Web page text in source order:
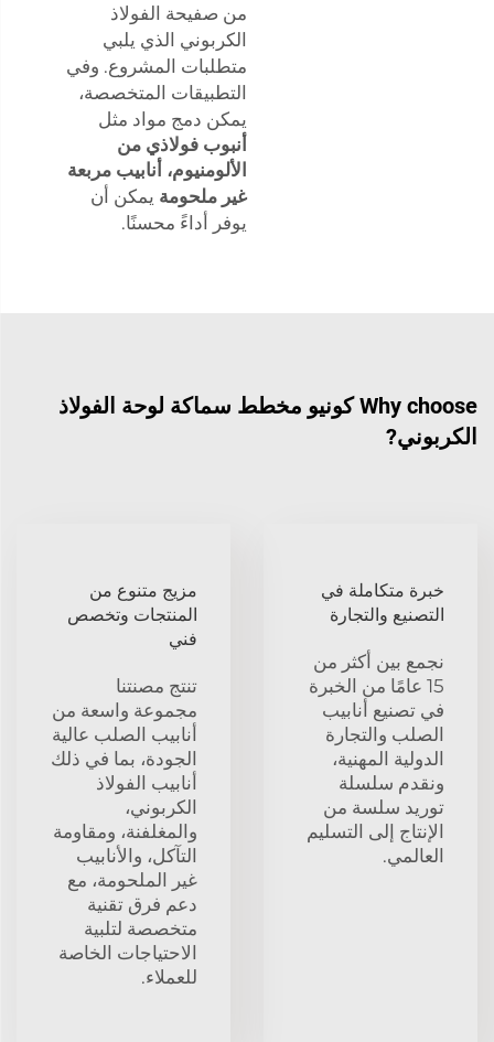
من صفيحة الفولاذ
الكربوني الذي يلبي
متطلبات المشروع. وفي
التطبيقات المتخصصة،
يمكن دمج مواد مثل
أنبوب فولاذي من
الألومنيوم، أنابيب مربعة
غير ملحومة يمكن أن
يوفر أداءً محسنًا.
Why choose كونيو مخطط سماكة لوحة الفولاذ
الكربوني?
خبرة متكاملة في
التصنيع والتجارة
نجمع بين أكثر من
15 عامًا من الخبرة
في تصنيع أنابيب
الصلب والتجارة
الدولية المهنية،
ونقدم سلسلة
توريد سلسة من
الإنتاج إلى التسليم
العالمي.
مزيج متنوع من
المنتجات وتخصص
فني
تنتج مصنتنا
مجموعة واسعة من
أنابيب الصلب عالية
الجودة، بما في ذلك
أنابيب الفولاذ
الكربوني،
والمغلفنة، ومقاومة
التآكل، والأنابيب
غير الملحومة، مع
دعم فرق تقنية
متخصصة لتلبية
الاحتياجات الخاصة
للعملاء.